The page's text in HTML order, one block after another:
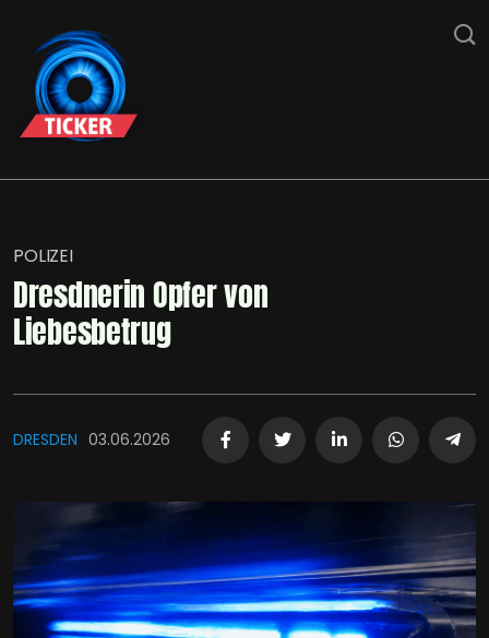
POLIZEI
Dresdnerin Opfer von
Liebesbetrug
DRESDEN 03.06.2026